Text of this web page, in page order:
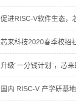
促进RISC-V软件生态，
芯来科技2020春季校招
升级“一分钱计划”，芯
国内 RISC-V 产学研基